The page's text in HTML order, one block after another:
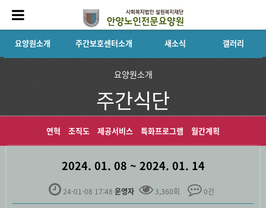
요양원소개 주간보호센터소개 새소식 갤러리
요양원소개
주간식단
연혁 조직도 제공서비스 특화프로그램 월간계획
2024. 01. 08 ~ 2024. 01. 14
24-01-08 17:48 운영자 3,360회 0건